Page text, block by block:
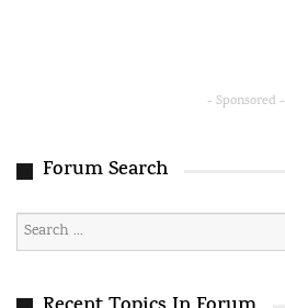
- Sponsored -
Forum Search